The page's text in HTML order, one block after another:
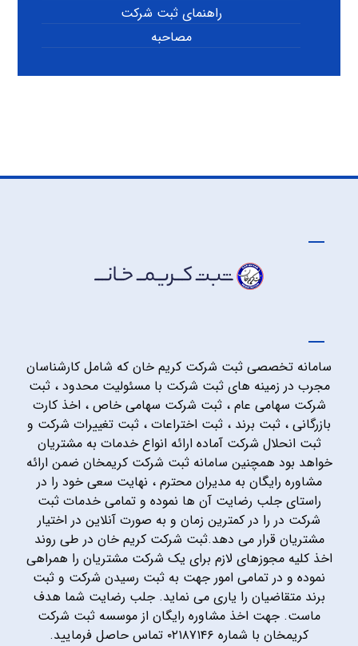
راهنمای ثبت شرکت
مصاحبه
سامانه تخصصی ثبت شرکت کریم خان که شامل کارشناسان
مجرب در زمینه های ثبت شرکت با مسئولیت محدود ، ثبت
شرکت سهامی عام ، ثبت شرکت سهامی خاص ، اخذ کارت
بازرگانی ، ثبت برند ، ثبت اختراعات ، ثبت تغییرات شرکت و
ثبت انحلال شرکت آماده ارائه انواع خدمات به مشتریان
خواهد بود همچنین سامانه ثبت شرکت کریمخان ضمن ارائه
مشاوره رایگان به مدیران محترم ، نهایت سعی خود را در
راستای جلب رضایت آن ها نموده و تمامی خدمات ثبت
شرکت در را در کمترین زمان و به صورت آنلاین در اختیار
مشتریان قرار می دهد.ثبت شرکت کریم خان در طی روند
اخذ کلیه مجوزهای لازم برای یک شرکت مشتریان را همراهی
نموده و در تمامی امور جهت به ثبت رسیدن شرکت و ثبت
برند متقاضیان را یاری می نماید. جلب رضایت شما هدف
ماست. جهت اخذ مشاوره رایگان از موسسه ثبت شرکت
کریمخان با شماره ۰۲۱۸۷۱۴۶ تماس حاصل فرمایید.